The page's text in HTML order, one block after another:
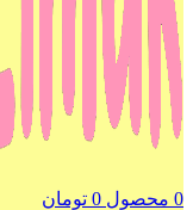
0 محصول 0 تومان